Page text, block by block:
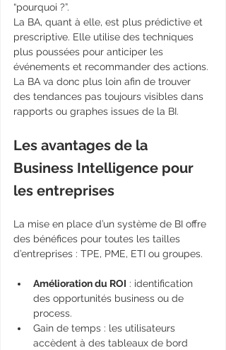
“pourquoi ?”.
La BA, quant à elle, est plus prédictive et
prescriptive. Elle utilise des techniques
plus poussées pour anticiper les
événements et recommander des actions.
La BA va donc plus loin afin de trouver
des tendances pas toujours visibles dans
rapports ou graphes issues de la BI.
Les avantages de la
Business Intelligence pour
les entreprises
La mise en place d’un système de BI offre
des bénéfices pour toutes les tailles
d’entreprises : TPE, PME, ETI ou groupes.
Amélioration du ROI : identification
des opportunités business ou de
process.
Gain de temps : les utilisateurs
accèdent à des tableaux de bord